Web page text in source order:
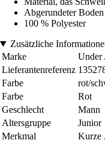
Abgerundeter Boden
100 % Polyester
Zusätzliche
Marke
Under
Lieferantenreferenz
Farbe
rot/
Farbe
Rot
Geschlecht
Mann
Altersgruppe
Junior
Merkmal
Kurze